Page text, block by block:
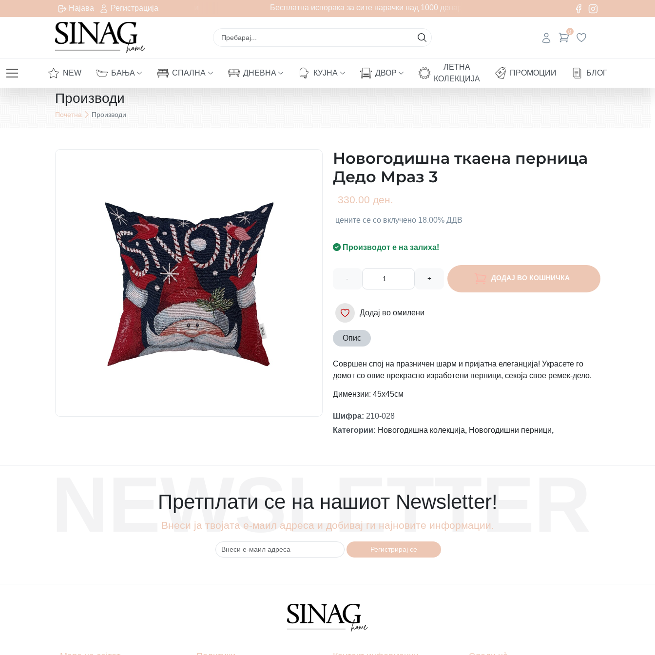
Најава Регистрација
испорака за сите нарачки над 1000 денари Бесплатна испорака за сите нарачки над 1000 денари
0
NEW БАЊА СПАЛНА ДНЕВНА КУЈНА ДВОР
ЛЕТНА
КОЛЕКЦИЈА
ПРОМОЦИИ БЛОГ
Производи
Почетна Производи
Новогодишна ткаена перница
Дедо Мраз 3
330.00 ден.
цените се со вклучено 18.00% ДДВ
Производот е на залиха!
- + ДОДАЈ ВО КОШНИЧКА
Додај во омилени
Опис
Совршен спој на празничен шарм и пријатна елеганција! Украсете го
домот со овие прекрасно изработени перници, секоја свое ремек-дело.
Димензии: 45x45см
Шифра: 210-028
Категории: Новогодишна колекција, Новогодишни перници,
NEWSLETTER
Претплати се на нашиот Newsletter!
Внеси ја твојата е-маил адреса и добивај ги најновите информации.
Регистрирај се